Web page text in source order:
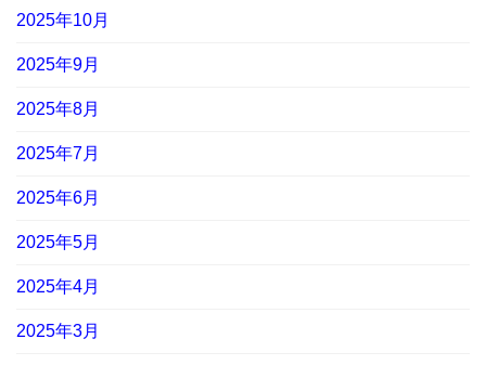
2025年10月
2025年9月
2025年8月
2025年7月
2025年6月
2025年5月
2025年4月
2025年3月